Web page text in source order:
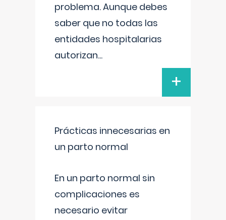
problema. Aunque debes
saber que no todas las
entidades hospitalarias
autorizan...
+
Prácticas innecesarias en
un parto normal
En un parto normal sin
complicaciones es
necesario evitar